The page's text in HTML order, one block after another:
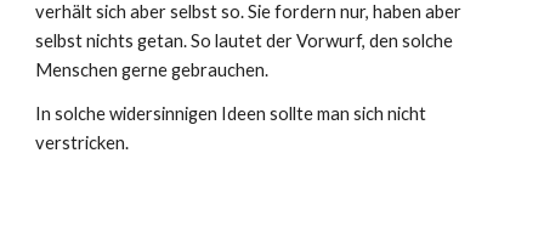
verhält sich aber selbst so. Sie fordern nur, haben aber
selbst nichts getan. So lautet der Vorwurf, den solche
Menschen gerne gebrauchen.
In solche widersinnigen Ideen sollte man sich nicht
verstricken.